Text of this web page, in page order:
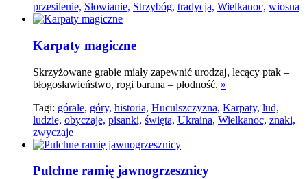
przesilenie, Słowianie, Strzybóg, tradycja, Wielkanoc, wiosna
Karpaty magiczne
Skrzyżowane grabie miały zapewnić urodzaj, lecący ptak –
błogosławieństwo, rogi barana – płodność. »
Tagi: górale, góry, historia, Huculszczyzna, Karpaty, lud,
ludzie, obyczaje, pisanki, święta, Ukraina, Wielkanoc, znaki,
zwyczaje
Pulchne ramię jawnogrzesznicy